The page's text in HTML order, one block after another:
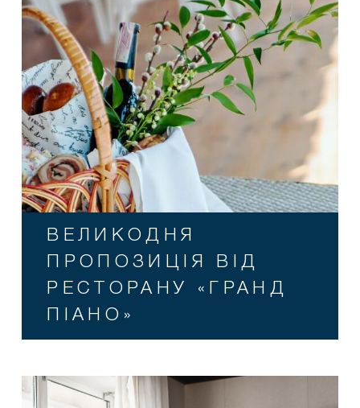
ВЕЛИКОДНЯ
ПРОПОЗИЦІЯ ВІД
РЕСТОРАНУ «ГРАНД
ПІАНО»